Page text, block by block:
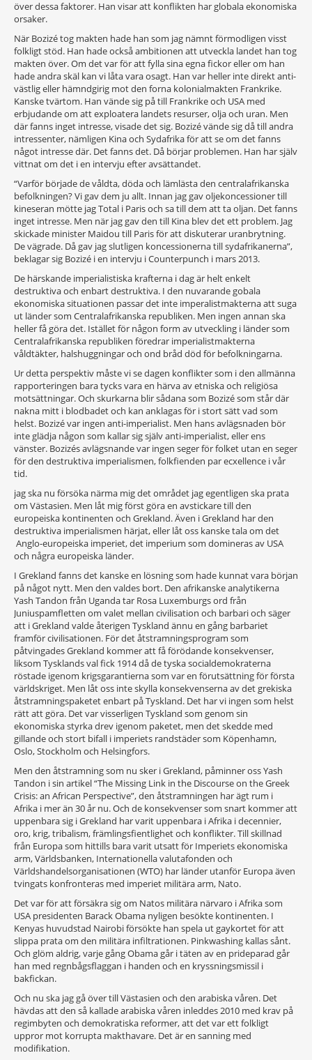
över dessa faktorer. Han visar att konflikten har globala ekonomiska
orsaker.
När Bozizé tog makten hade han som jag nämnt förmodligen visst
folkligt stöd. Han hade också ambitionen att utveckla landet han tog
makten över. Om det var för att fylla sina egna fickor eller om han
hade andra skäl kan vi låta vara osagt. Han var heller inte direkt anti-
västlig eller hämndgirig mot den forna kolonialmakten Frankrike.
Kanske tvärtom. Han vände sig på till Frankrike och USA med
erbjudande om att exploatera landets resurser, olja och uran. Men
där fanns inget intresse, visade det sig. Bozizé vände sig då till andra
intressenter, nämligen Kina och Sydafrika för att se om det fanns
något intresse där. Det fanns det. Då börjar problemen. Han har själv
vittnat om det i en intervju efter avsättandet.
“Varför började de våldta, döda och lämlästa den centralafrikanska
befolkningen? Vi gav dem ju allt. Innan jag gav oljekoncessioner till
kineseran mötte jag Total i Paris och sa till dem att ta oljan. Det fanns
inget intresse. Men när jag gav den till Kina blev det ett problem. Jag
skickade minister Maidou till Paris för att diskuterar uranbrytning.
De vägrade. Då gav jag slutligen koncessionerna till sydafrikanerna”,
beklagar sig Bozizé i en intervju i Counterpunch i mars 2013.
De härskande imperialistiska krafterna i dag är helt enkelt
destruktiva och enbart destruktiva. I den nuvarande gobala
ekonomiska situationen passar det inte imperalistmakterna att suga
ut länder som Centralafrikanska republiken. Men ingen annan ska
heller få göra det. Istället för någon form av utveckling i länder som
Centralafrikanska republiken föredrar imperialistmakterna
våldtäkter, halshuggningar och ond bråd död för befolkningarna.
Ur detta perspektiv måste vi se dagen konflikter som i den allmänna
rapporteringen bara tycks vara en härva av etniska och religiösa
motsättningar. Och skurkarna blir sådana som Bozizé som står där
nakna mitt i blodbadet och kan anklagas för i stort sätt vad som
helst. Bozizé var ingen anti-imperialist. Men hans avlägsnaden bör
inte glädja någon som kallar sig själv anti-imperialist, eller ens
vänster. Bozizés avlägsnande var ingen seger för folket utan en seger
för den destruktiva imperialismen, folkfienden par ecxellence i vår
tid.
jag ska nu försöka närma mig det området jag egentligen ska prata
om Västasien. Men låt mig först göra en avstickare till den
europeiska kontinenten och Grekland. Även i Grekland har den
destruktiva imperialismen härjat, eller låt oss kanske tala om det
Anglo-europeiska imperiet, det imperium som domineras av USA
och några europeiska länder.
I Grekland fanns det kanske en lösning som hade kunnat vara början
på något nytt. Men den valdes bort. Den afrikanske analytikerna
Yash Tandon från Uganda tar Rosa Luxemburgs ord från
Juniuspamfletten om valet mellan civilisation och barbari och säger
att i Grekland valde återigen Tyskland ännu en gång barbariet
framför civilisationen. För det åtstramningsprogram som
påtvingades Grekland kommer att få förödande konsekvenser,
liksom Tysklands val fick 1914 då de tyska socialdemokraterna
röstade igenom krigsgarantierna som var en förutsättning för första
världskriget. Men låt oss inte skylla konsekvenserna av det grekiska
åtstramningspaketet enbart på Tyskland. Det har vi ingen som helst
rätt att göra. Det var visserligen Tyskland som genom sin
ekonomiska styrka drev igenom paketet, men det skedde med
gillande och stort bifall i imperiets randstäder som Köpenhamn,
Oslo, Stockholm och Helsingfors.
Men den åtstramning som nu sker i Grekland, påminner oss Yash
Tandon i sin artikel “The Missing Link in the Discourse on the Greek
Crisis: an African Perspective”, den åtstramningen har ägt rum i
Afrika i mer än 30 år nu. Och de konsekvenser som snart kommer att
uppenbara sig i Grekland har varit uppenbara i Afrika i decennier,
oro, krig, tribalism, främlingsfientlighet och konflikter. Till skillnad
från Europa som hittills bara varit utsatt för Imperiets ekonomiska
arm, Världsbanken, Internationella valutafonden och
Världshandelsorganisationen (WTO) har länder utanför Europa även
tvingats konfronteras med imperiet militära arm, Nato.
Det var för att försäkra sig om Natos militära närvaro i Afrika som
USA presidenten Barack Obama nyligen besökte kontinenten. I
Kenyas huvudstad Nairobi försökte han spela ut gaykortet för att
slippa prata om den militära infiltrationen. Pinkwashing kallas sånt.
Och glöm aldrig, varje gång Obama går i täten av en prideparad går
han med regnbågsflaggan i handen och en kryssningsmissil i
bakfickan.
Och nu ska jag gå över till Västasien och den arabiska våren. Det
hävdas att den så kallade arabiska våren inleddes 2010 med krav på
regimbyten och demokratiska reformer, att det var ett folkligt
uppror mot korrupta makthavare. Det är en sanning med
modifikation.